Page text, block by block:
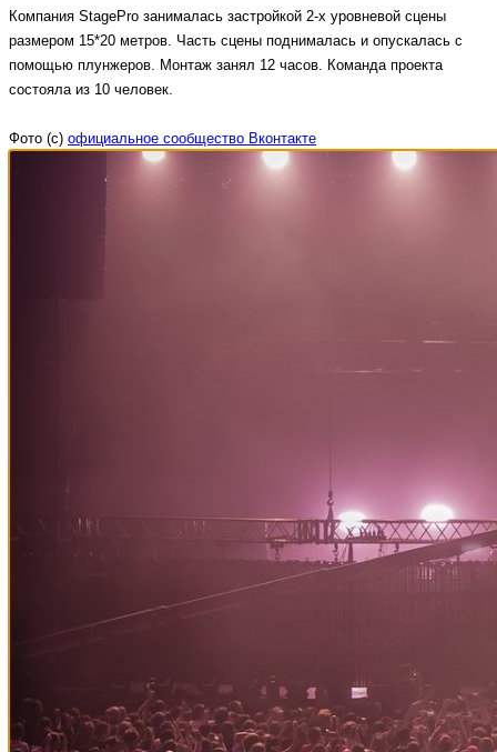
Компания StagePro занималась застройкой 2-х уровневой сцены
размером 15*20 метров. Часть сцены поднималась и опускалась с
помощью плунжеров. Монтаж занял 12 часов. Команда проекта
состояла из 10 человек.
Фото (с) официальное сообщество Вконтакте